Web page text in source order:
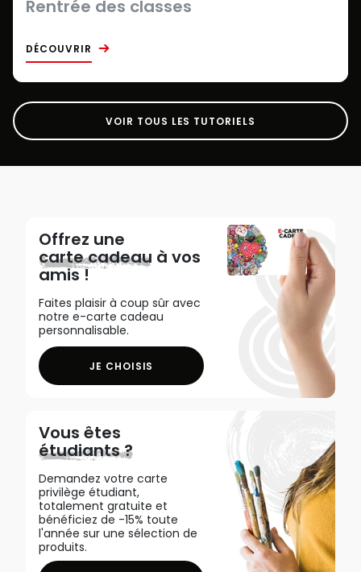
Rentrée des classes
DÉCOUVRIR
VOIR TOUS LES TUTORIELS
Offrez une
carte cadeau à vos
amis !
Faites plaisir à coup sûr avec
notre e-carte cadeau
personnalisable.
JE CHOISIS
Vous êtes
étudiants ?
Demandez votre carte
privilège étudiant,
totalement gratuite et
bénéficiez de -15% toute
l'année sur une sélection de
produits.